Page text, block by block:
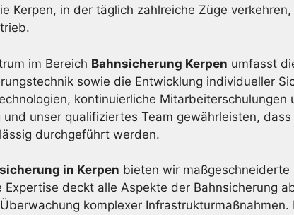
Kerpen, in der täglich zahlreiche Züge
im Bereich Bahnsicherung Kerpen umfasst
sowie die Entwicklung individueller
kontinuierliche
und unser qualifiziertes Team gewährleisten,
durchgeführt werden.
in Kerpen bieten wir
deckt alle Aspekte der Bahnsicherung
komplexer